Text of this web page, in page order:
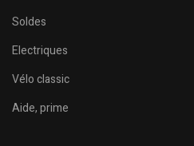
Soldes
Electriques
Vélo classic
Aide, prime